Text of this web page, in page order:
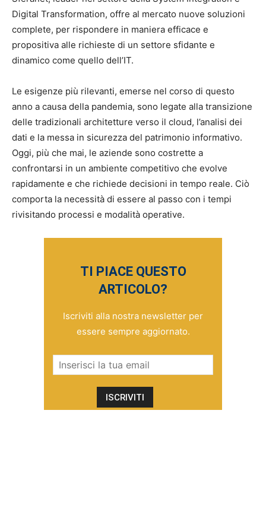
Digital Transformation, offre al mercato nuove soluzioni
complete, per rispondere in maniera efficace e
propositiva alle richieste di un settore sfidante e
dinamico come quello dell’IT.
Le esigenze più rilevanti, emerse nel corso di questo
anno a causa della pandemia, sono legate alla transizione
delle tradizionali architetture verso il cloud, l’analisi dei
dati e la messa in sicurezza del patrimonio informativo.
Oggi, più che mai, le aziende sono costrette a
confrontarsi in un ambiente competitivo che evolve
rapidamente e che richiede decisioni in tempo reale. Ciò
comporta la necessità di essere al passo con i tempi
rivisitando processi e modalità operative.
TI PIACE QUESTO
ARTICOLO?
Iscriviti alla nostra newsletter per
essere sempre aggiornato.